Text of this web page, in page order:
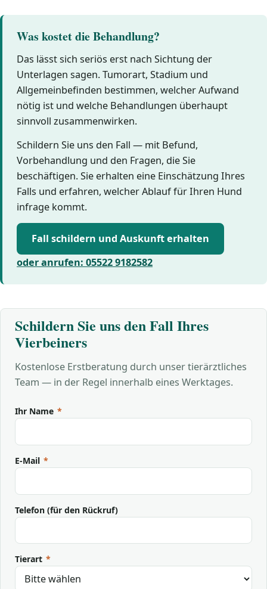
Was kostet die Behandlung?
Das lässt sich seriös erst nach Sichtung der
Unterlagen sagen. Tumorart, Stadium und
Allgemeinbefinden bestimmen, welcher Aufwand
nötig ist und welche Behandlungen überhaupt
sinnvoll zusammenwirken.
Schildern Sie uns den Fall — mit Befund,
Vorbehandlung und den Fragen, die Sie
beschäftigen. Sie erhalten eine Einschätzung Ihres
Falls und erfahren, welcher Ablauf für Ihren Hund
infrage kommt.
Fall schildern und Auskunft erhalten
oder anrufen: 05522 9182582
Schildern Sie uns den Fall Ihres
Vierbeiners
Kostenlose Erstberatung durch unser tierärztliches
Team — in der Regel innerhalb eines Werktages.
Ihr Name *
E-Mail *
Telefon (für den Rückruf)
Tierart *